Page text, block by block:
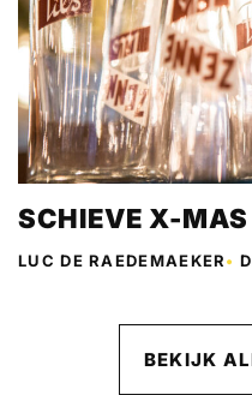
SCHIEVE X-MAS
LUC DE RAEDEMAEKER•
BEKIJK